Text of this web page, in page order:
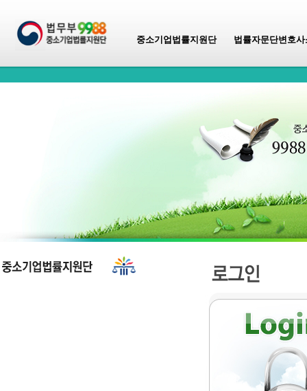
중소기업법률지원단 법률자문단변호사